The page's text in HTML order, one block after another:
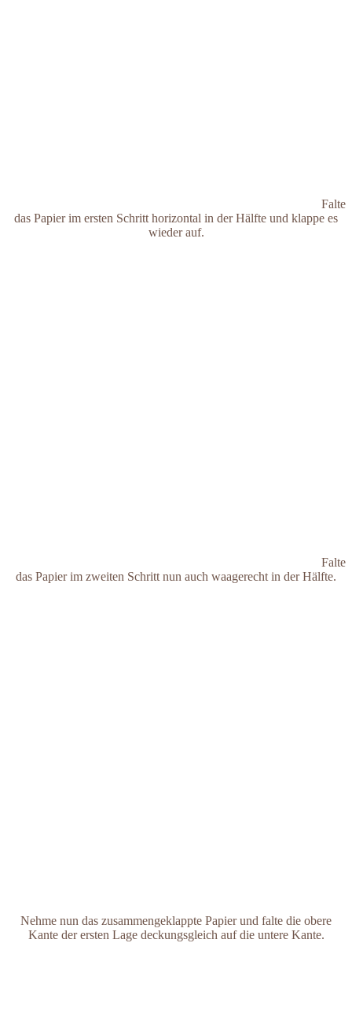
Falte
das Papier im ersten Schritt horizontal in der Hälfte und klappe es
wieder auf.
Falte
das Papier im zweiten Schritt nun auch waagerecht in der Hälfte.
Nehme nun das zusammengeklappte Papier und falte die obere
Kante der ersten Lage deckungsgleich auf die untere Kante.